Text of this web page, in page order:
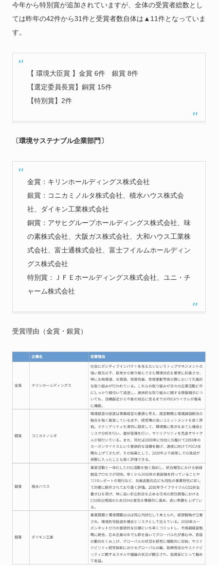
今年から特別賞が追加されていますが、全体の受賞者総数とし
ては昨年の42件から31件と受賞者数自体は▲11件となっていま
す。
【 環境大臣賞 】金賞 6件 銀賞 8件
【選定委員長賞】銅賞 15件
【特別賞】2件
〔環境サステナブル企業部門〕
金賞：キリンホールディングス株式会社
銀賞：コニカミノルタ株式会社、積水ハウス株式会
社、ダイキン工業株式会社
銅賞：アサヒグループホールディングス株式会社、味
の素株式会社、大阪ガス株式会社、大和ハウス工業株
式会社、富士通株式会社、富士フイルムホールディン
グス株式会社
特別賞：ＪＦＥホールディングス株式会社、ユニ・チ
ャーム株式会社
受賞理由（金賞・銀賞）